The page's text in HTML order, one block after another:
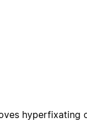
hyperfixating